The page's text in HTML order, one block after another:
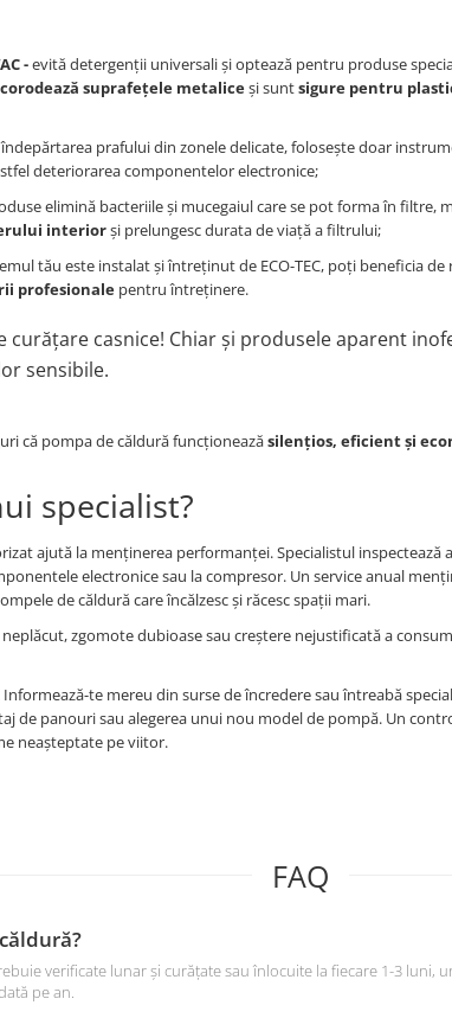
-evită detergenții universali și optează pentru produse
suprafețele metaliceși suntsigure pentru
prafului din zonele delicate, folosește doar
deteriorarea componentelor electronice;
elimină bacteriile și mucegaiul care se pot forma în filtre,
interiorși prelungesc durata de viață a filtrului;
tău este instalat și întreținut de ECO-TEC, poți beneficia
profesionale pentru întreținere.
curățare casnice! Chiar și produsele aparent
sensibile.
că pompa de căldură funcționeazăsilențios, eficient și
specialist?
ajută la menținerea performanței. Specialistul inspectează
electronice sau la compresor. Un service anual
de căldură care încălzesc și răcesc spații mari.
zgomote dubioase sau creștere nejustificată a
te mereu din surse de încredere sau întreabă
de panouri sau alegerea unui nou model de pompă. Un
neașteptate pe viitor.
FAQ
verificate lunar și curățate sau înlocuite la fiecare 1-3 luni,
pe an.